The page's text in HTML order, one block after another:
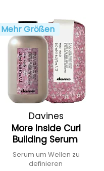
Mehr Größen
Davines
More Inside Curl
Building Serum
Serum um Wellen zu
definieren